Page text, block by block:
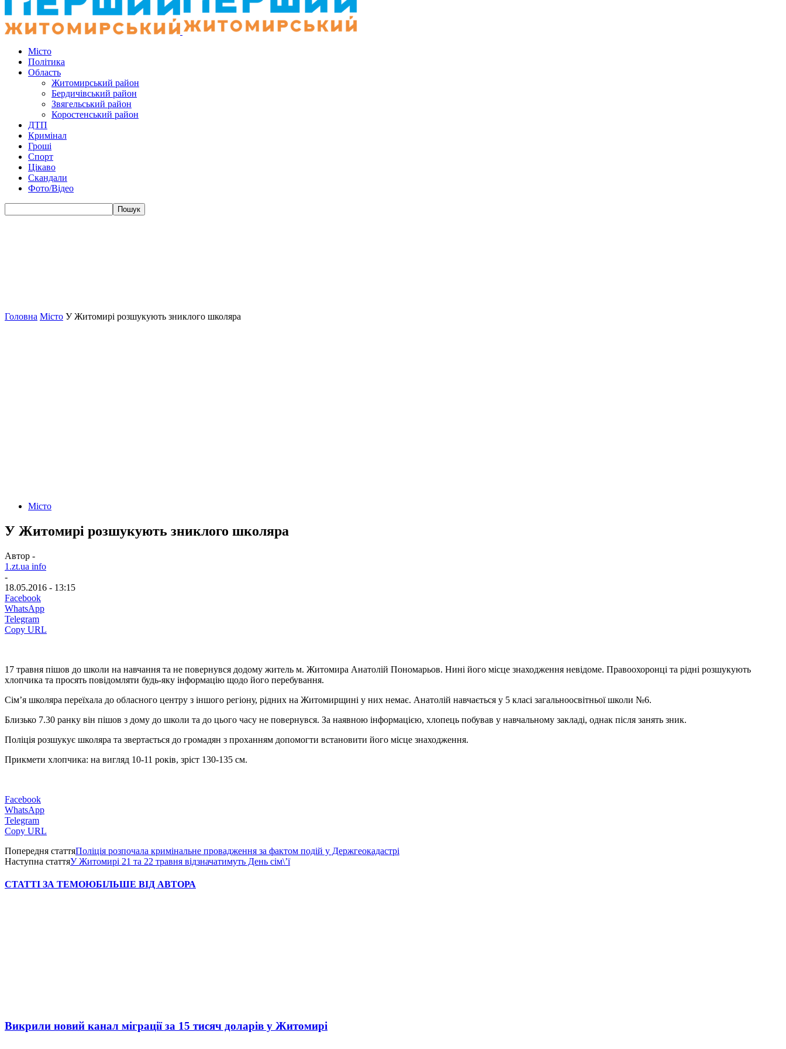
Місто
Політика
Область
Житомирський район
Бердичівський район
Звягельський район
Коростенський район
ДТП
Кримінал
Гроші
Спорт
Цікаво
Скандали
Фото/Відео
Головна Місто У Житомирі розшукують зниклого школяра
Місто
У Житомирі розшукують зниклого школяра
Автор -
1.zt.ua info
-
18.05.2016 - 13:15
Facebook
WhatsApp
Telegram
Copy URL
17 травня пішов до школи на навчання та не повернувся додому житель м. Житомира Анатолій Пономарьов. Нині його місце знаходження невідоме. Правоохоронці та рідні розшукують
хлопчика та просять повідомляти будь-яку інформацію щодо його перебування.
Сім’я школяра переїхала до обласного центру з іншого регіону, рідних на Житомирщині у них немає. Анатолій навчається у 5 класі загальноосвітньої школи №6.
Близько 7.30 ранку він пішов з дому до школи та до цього часу не повернувся. За наявною інформацією, хлопець побував у навчальному закладі, однак після занять зник.
Поліція розшукує школяра та звертається до громадян з проханням допомогти встановити його місце знаходження.
Прикмети хлопчика: на вигляд 10-11 років, зріст 130-135 см.
Facebook
WhatsApp
Telegram
Copy URL
Попередня статтяПоліція розпочала кримінальне провадження за фактом подій у Держгеокадастрі
Наступна статтяУ Житомирі 21 та 22 травня відзначатимуть День сім\’ї
СТАТТІ ЗА ТЕМОЮБІЛЬШЕ ВІД АВТОРА
Викрили новий канал міграції за 15 тисяч доларів у Житомирі